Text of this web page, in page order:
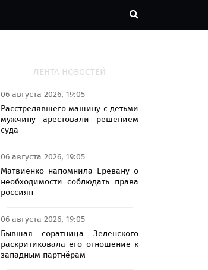
ЛЕНТА НОВОСТЕЙ
06 августа 2026, 19:05
Расстрелявшего машину с детьми
мужчину арестовали решением
суда
06 августа 2026, 19:05
Матвиенко напомнила Еревану о
необходимости соблюдать права
россиян
06 августа 2026, 19:05
Бывшая соратница Зеленского
раскритиковала его отношение к
западным партнёрам